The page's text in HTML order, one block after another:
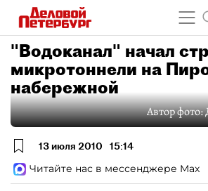
"Водоканал" начал
микротоннели на
набережной
Автор фото:
13 июля 2010 15:14
Читайте нас в мессенджере Max